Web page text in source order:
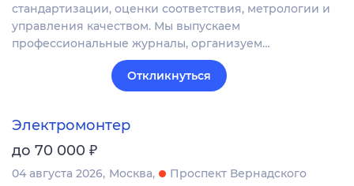
стандартизации, оценки соответствия, метрологии и
управления качеством. Мы выпускаем
профессиональные журналы, организуем…
Откликнуться
Электромонтер
до 70 000 ₽
04 августа 2026 Москва
Проспект Вернадского